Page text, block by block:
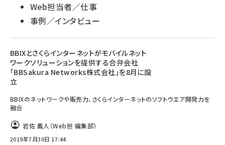
Web担当者／仕事
事例／インタビュー
BBIXとさくらインターネットがモバイルネット
ワークソリューションを提供する合弁会社
「BBSakura Networks株式会社」を8月に設
立
BBIXのネットワークや販売力、さくらインターネットのソフトウエア開発力を
融合
岩佐 義人（Web担 編集部）
2019年7月30日 17:44